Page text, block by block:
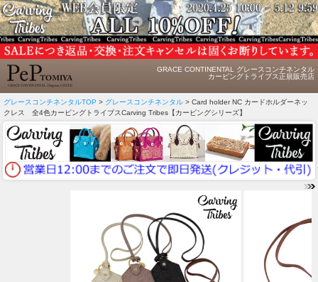
GRACE CONTINENTAL グレースコンチネンタル
カービングトライブス正規販売店
グレースコンチネンタルTOP > グレースコンチネンタル > Card holder NC カードホルダーネッ
クレス 全4色カービングトライブスCarving Tribes【カービングシリーズ】